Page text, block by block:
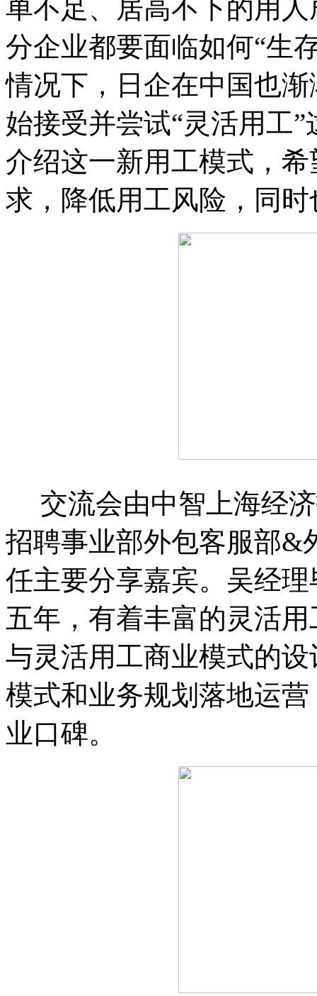
单不足、居高不下的用
分企业都要面临如何“生
情况下，日企在中国也
始接受并尝试“灵活用工
介绍这一新用工模式，
求，降低用工风险，同
交流会由中智上海经
招聘事业部外包客服部&
任主要分享嘉宾。吴经
五年，有着丰富的灵活
与灵活用工商业模式的
模式和业务规划落地运
业口碑。